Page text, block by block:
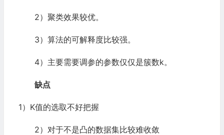
2）聚类效果较优。
3）算法的可解释度比较强。
4）主要需要调参的参数仅仅是簇数k。
缺点
1）K值的选取不好把握
2）对于不是凸的数据集比较难收敛